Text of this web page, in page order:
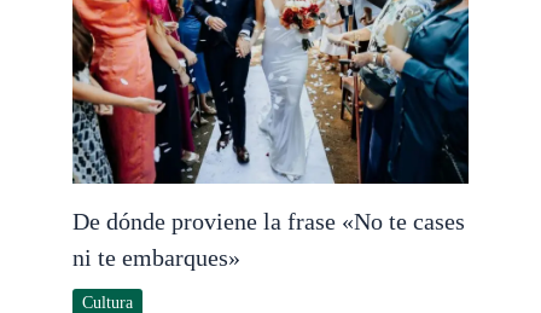
De dónde proviene la frase «No te cases
ni te embarques»
Cultura